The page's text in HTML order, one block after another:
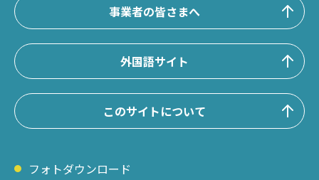
事業者の皆さまへ
外国語サイト
このサイトについて
フォトダウンロード